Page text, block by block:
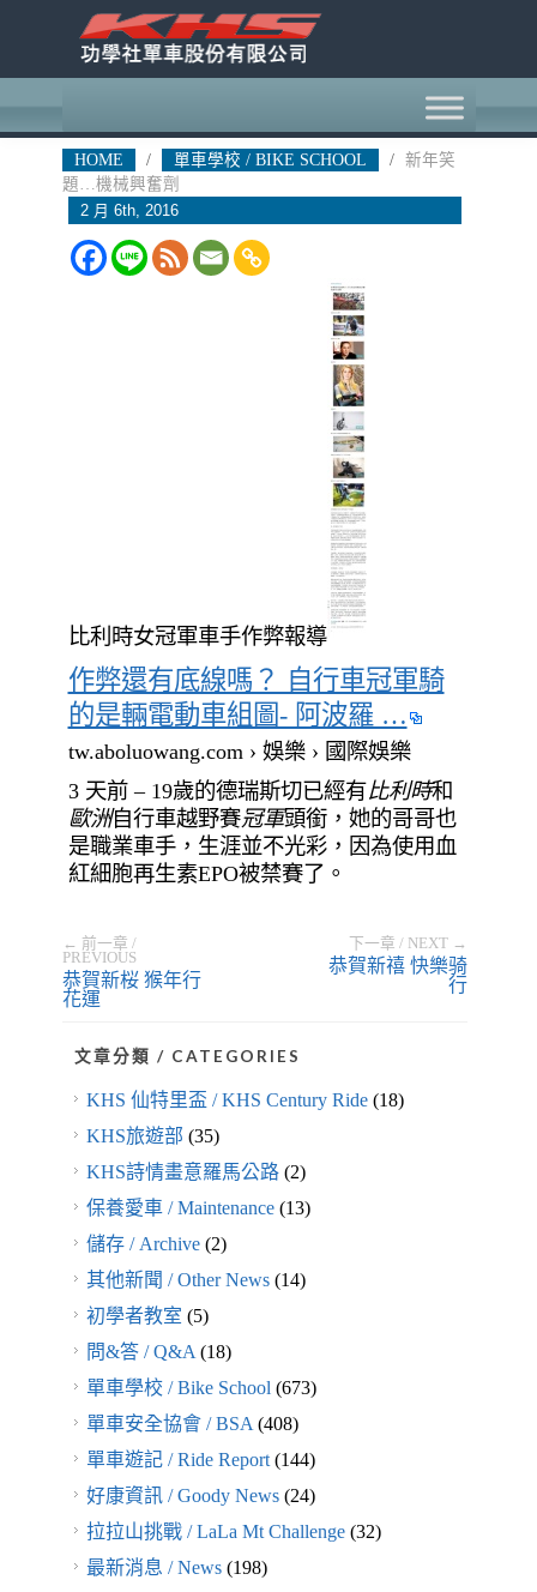
HOME / 單車學校 / BIKE SCHOOL /
新年笑
題…機械興奮劑
2 月 6th, 2016
比利時女冠軍車手作弊報導
作弊還有底線嗎？ 自行車冠軍騎
的是輛電動車組圖- 阿波羅 …
tw.aboluowang.com › 娛樂 › 國際娛樂
3 天前 – 19歲的德瑞斯切已經有比利時和
歐洲自行車越野賽冠軍頭銜，她的哥哥也
是職業車手，生涯並不光彩，因為使用血
紅細胞再生素EPO被禁賽了。
← 前一章 /
PREVIOUS
恭賀新桜 猴年行
花運
下一章 / NEXT →
恭賀新禧 快樂骑
行
文章分類 / CATEGORIES
KHS 仙特里盃 / KHS Century Ride(18)
KHS旅遊部 (35)
KHS詩情畫意羅馬公路(2)
保養愛車 / Maintenance(13)
儲存 / Archive(2)
其他新聞 / Other News(14)
初學者教室 (5)
問&答 / Q&A(18)
單車學校 / Bike School(673)
單車安全協會 / BSA(408)
單車遊記 / Ride Report(144)
好康資訊 / Goody News(24)
拉拉山挑戰 / LaLa Mt Challenge(32)
最新消息 / News(198)